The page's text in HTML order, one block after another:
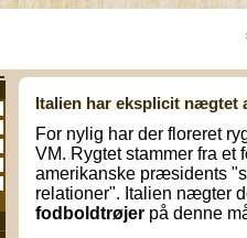
Italien har eksplicit nægtet
For nylig har der floreret
VM. Rygtet stammer fra et
amerikanske præsidents
relationer". Italien nægter
fodboldtrøjer på denne